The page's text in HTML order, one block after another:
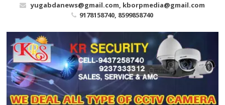
yugabdanews@gmail.com, kborpmedia@gmail.com
9178158740, 8599858740